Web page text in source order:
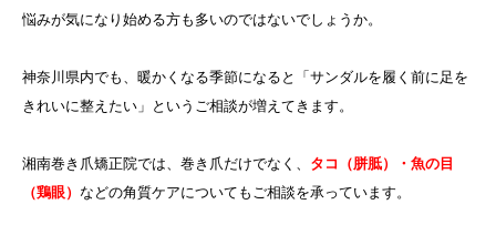
悩みが気になり始める方も多いのではないでしょうか。
神奈川県内でも、暖かくなる季節になると「サンダルを履く前に足を
きれいに整えたい」というご相談が増えてきます。
湘南巻き爪矯正院では、巻き爪だけでなく、 タコ（胼胝）・魚の目
（鶏眼） などの角質ケアについてもご相談を承っています。